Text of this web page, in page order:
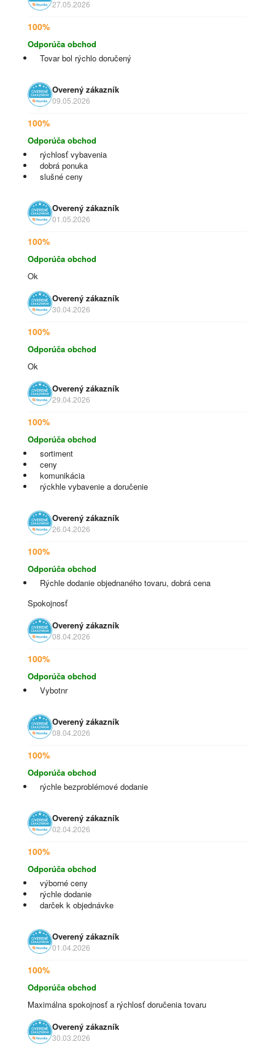
27.05.2026
100%
Odporúča obchod
Tovar bol rýchlo doručený
Overený zákazník
09.05.2026
100%
Odporúča obchod
rýchlosť vybavenia
dobrá ponuka
slušné ceny
Overený zákazník
01.05.2026
100%
Odporúča obchod
Ok
Overený zákazník
30.04.2026
100%
Odporúča obchod
Ok
Overený zákazník
29.04.2026
100%
Odporúča obchod
sortiment
ceny
komunikácia
rýckhle vybavenie a doručenie
Overený zákazník
26.04.2026
100%
Odporúča obchod
Rýchle dodanie objednaného tovaru, dobrá cena
Spokojnosť
Overený zákazník
08.04.2026
100%
Odporúča obchod
Vybotnr
Overený zákazník
08.04.2026
100%
Odporúča obchod
rýchle bezproblémové dodanie
Overený zákazník
02.04.2026
100%
Odporúča obchod
výborné ceny
rýchle dodanie
darček k objednávke
Overený zákazník
01.04.2026
100%
Odporúča obchod
Maximálna spokojnosť a rýchlosť doručenia tovaru
Overený zákazník
30.03.2026